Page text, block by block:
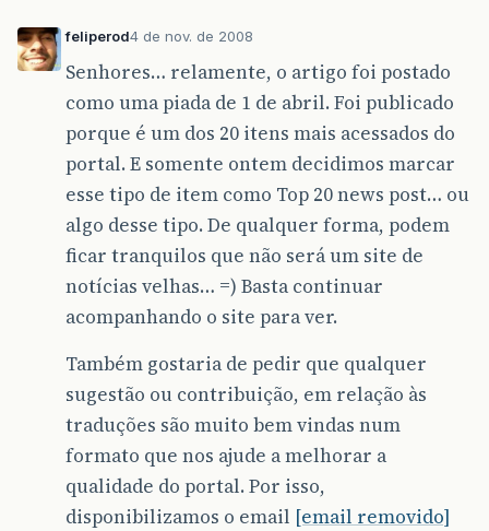
feliperod4 de nov. de 2008
Senhores… relamente, o artigo foi postado
como uma piada de 1 de abril. Foi publicado
porque é um dos 20 itens mais acessados do
portal. E somente ontem decidimos marcar
esse tipo de item como Top 20 news post… ou
algo desse tipo. De qualquer forma, podem
ficar tranquilos que não será um site de
notícias velhas… =) Basta continuar
acompanhando o site para ver.
Também gostaria de pedir que qualquer
sugestão ou contribuição, em relação às
traduções são muito bem vindas num
formato que nos ajude a melhorar a
qualidade do portal. Por isso,
disponibilizamos o email [email removido]